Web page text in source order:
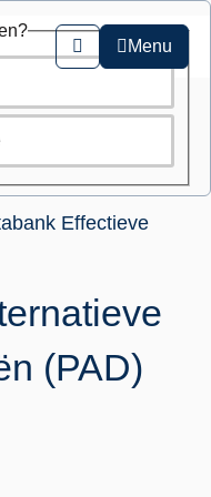
Zoeken
Menu
Effectieve
(PAD)